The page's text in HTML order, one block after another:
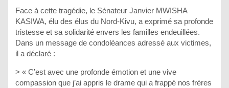
Face à cette tragédie, le Sénateur Janvier MWISHA
KASIWA, élu des élus du Nord-Kivu, a exprimé sa profonde
tristesse et sa solidarité envers les familles endeuillées.
Dans un message de condoléances adressé aux victimes,
il a déclaré :
> « C’est avec une profonde émotion et une vive
compassion que j’ai appris le drame qui a frappé nos frères